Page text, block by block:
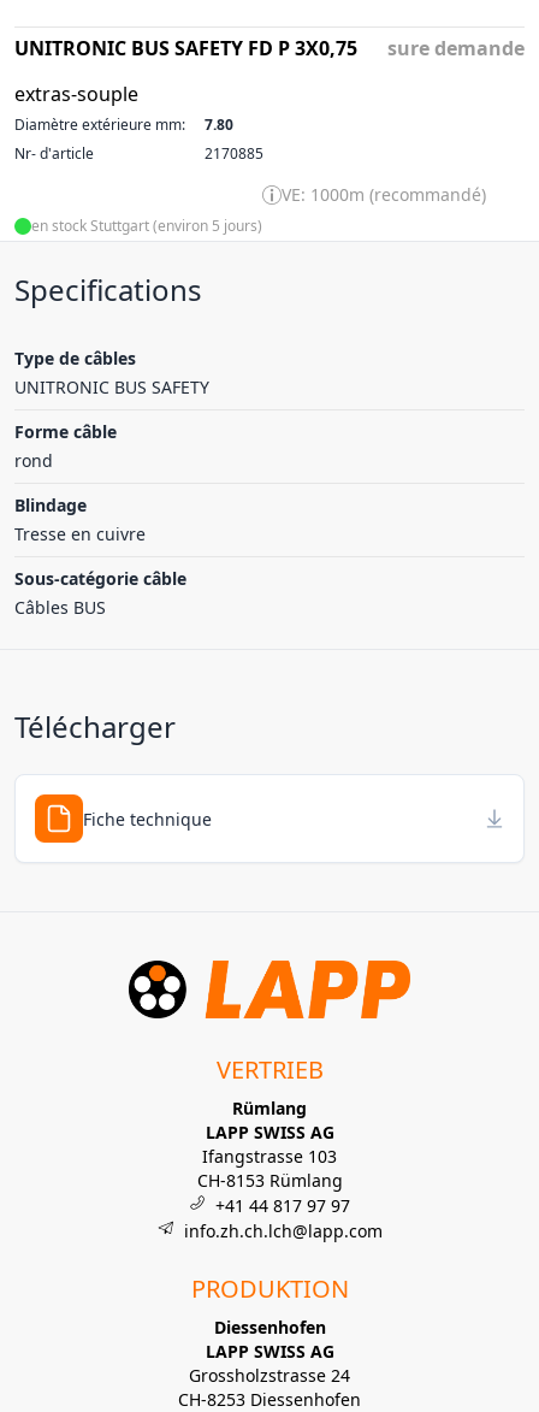
UNITRONIC BUS SAFETY FD P 3X0,75
extras-souple
sure demande
Diamètre extérieure mm:
7.80
Nr- d'article
2170885
VE: 1000m (recommandé)
en stock Stuttgart (environ 5 jours)
Specifications
Type de câbles
UNITRONIC BUS SAFETY
Forme câble
rond
Blindage
Tresse en cuivre
Sous-catégorie câble
Câbles BUS
Télécharger
Fiche technique
VERTRIEB
Rümlang
LAPP SWISS AG
Ifangstrasse 103
CH-8153 Rümlang
+41 44 817 97 97
info.zh.ch.lch@lapp.com
PRODUKTION
Diessenhofen
LAPP SWISS AG
Grossholzstrasse 24
CH-8253 Diessenhofen